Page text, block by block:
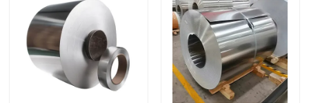
Vidéos
A propos de nous